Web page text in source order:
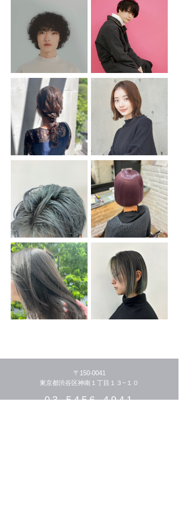
〒150-0041
東京都渋谷区神南１丁目１３−１０
03-5456-4941